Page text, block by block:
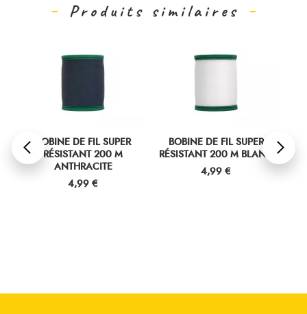
Produits similaires
BOBINE DE FIL SUPER
RÉSISTANT 200 M
ANTHRACITE
Prix
4,99 €
BOBINE DE FIL SUPER
RÉSISTANT 200 M BLANC
Prix
4,99 €